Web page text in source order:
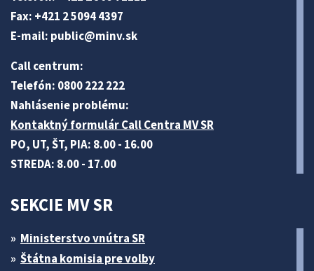
Fax: +421 2 5094 4397
E-mail: public@minv.sk
Call centrum:
Telefón: 0800 222 222
Nahlásenie problému:
Kontaktný formulár Call Centra MV SR
PO, UT, ŠT, PIA: 8.00 - 16.00
STREDA: 8.00 - 17.00
SEKCIE MV SR
Ministerstvo vnútra SR
Štátna komisia pre volby